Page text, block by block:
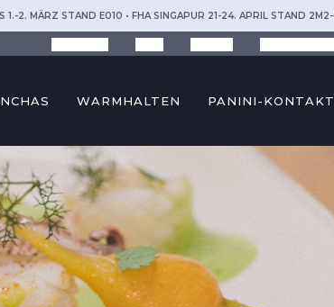
1.-2. MÄRZ STAND E010 • FHA SINGAPUR 21-24. APRIL STAND 2M2-
WARMHALTEN PANINI-